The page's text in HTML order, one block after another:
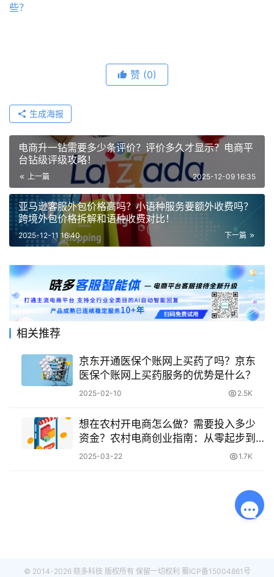
些？
赞 (0)
生成海报
电商升一钻需要多少条评价？评价多久才显示？电商平
台钻级评级攻略！
上一篇 2025-12-09 16:35
亚马逊客服外包价格高吗？小语种服务要额外收费吗？
跨境外包价格拆解和语种收费对比！
下一篇
2025-12-11 16:40
相关推荐
京东开通医保个账网上买药了吗？京东
医保个账网上买药服务的优势是什么？
2025-02-10 2.5K
想在农村开电商怎么做？需要投入多少
资金？农村电商创业指南：从零起步到
盈利的完整方案
2025-03-22 1.7K
© 2014-2026 晓多科技 版权所有 保留一切权利 蜀ICP备15004861号